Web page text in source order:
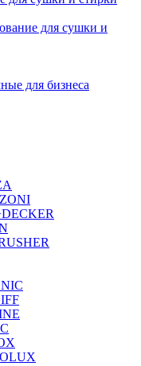
для сушки и
для бизнеса